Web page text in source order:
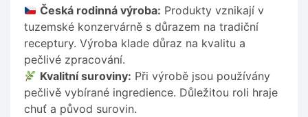
Česká rodinná výroba: Produkty vznikají v
tuzemské konzervárně s důrazem na tradiční
receptury. Výroba klade důraz na kvalitu a
pečlivé zpracování.
Kvalitní suroviny: Při výrobě jsou používány
pečlivě vybírané ingredience. Důležitou roli hraje
chuť a původ surovin.